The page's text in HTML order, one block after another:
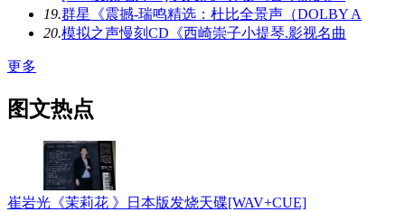
19.群星《震撼-瑞鸣精选：杜比全景声（DOLBY A
20.模拟之声慢刻CD《西崎崇子小提琴.影视名曲
更多
图文热点
崔岩光《茉莉花 》日本版发烧天碟[WAV+CUE]